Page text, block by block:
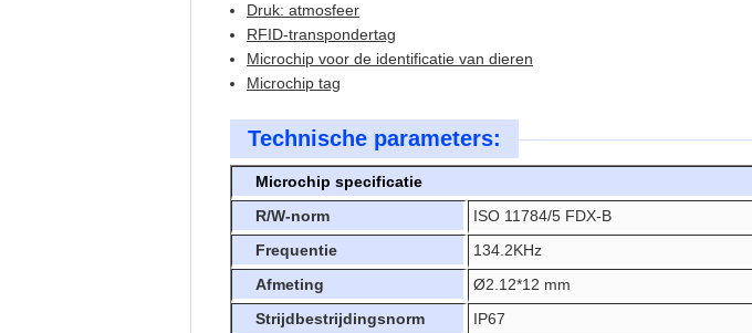
Druk: atmosfeer
RFID-transpondertag
Microchip voor de identificatie van dieren
Microchip tag
Technische parameters:
Microchip specificatie
R/W-norm
ISO 11784/5 FDX-B
Frequentie
134.2KHz
Afmeting
Ø2.12*12 mm
Strijdbestrijdingsnorm
IP67